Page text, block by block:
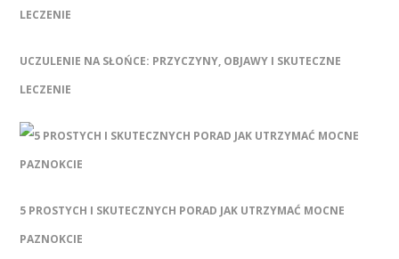
UCZULENIE NA SŁOŃCE: PRZYCZYNY, OBJAWY I SKUTECZNE
LECZENIE
5 PROSTYCH I SKUTECZNYCH PORAD JAK UTRZYMAĆ MOCNE
PAZNOKCIE